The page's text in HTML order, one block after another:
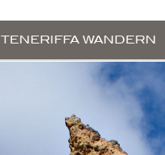
TENERIFFA WANDERN